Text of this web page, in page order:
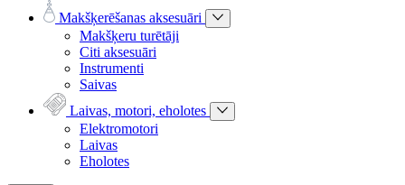
Makšķerēšanas aksesuāri
Makšķeru turētāji
Citi aksesuāri
Instrumenti
Saivas
Laivas, motori, eholotes
Elektromotori
Laivas
Eholotes